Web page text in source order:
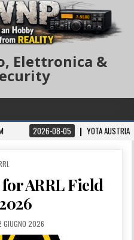
Elettronica &
05 YOTA AUSTRIA 2026 –
IN
ARRL Field
2026